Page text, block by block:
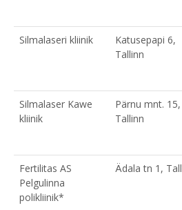
Silmalaseri kliinik
Katusepapi 6,
Tallinn
Silmalaser Kawe
kliinik
Pärnu mnt. 15,
Tallinn
Fertilitas AS
Pelgulinna
polikliinik*
Ädala tn 1,